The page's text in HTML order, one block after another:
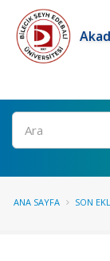
Ara
ANA SAYFA SON